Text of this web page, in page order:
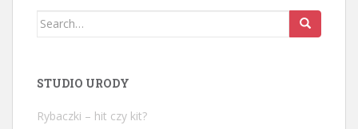
Search
STUDIO URODY
Rybaczki – hit czy kit?